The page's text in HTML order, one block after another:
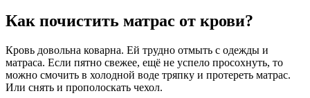
Как почистить матрас от крови?
Кровь довольна коварна. Ей трудно отмыть с одежды и
матраса. Если пятно свежее, ещё не успело просохнуть, то
можно смочить в холодной воде тряпку и протереть матрас.
Или снять и прополоскать чехол.